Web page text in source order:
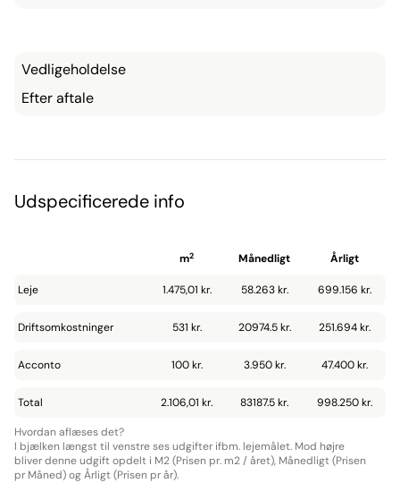
Vedligeholdelse
Efter aftale
Udspecificerede info
m2 Månedligt Årligt
Leje 1.475,01 kr. 58.263 kr. 699.156 kr.
Driftsomkostninger 531 kr. 20974.5 kr. 251.694 kr.
Acconto 100 kr. 3.950 kr. 47.400 kr.
Total 2.106,01 kr. 83187.5 kr. 998.250 kr.
Hvordan aflæses det?
I bjælken længst til venstre ses udgifter ifbm. lejemålet. Mod højre
bliver denne udgift opdelt i M2 (Prisen pr. m2 / året), Månedligt (Prisen
pr Måned) og Årligt (Prisen pr år).